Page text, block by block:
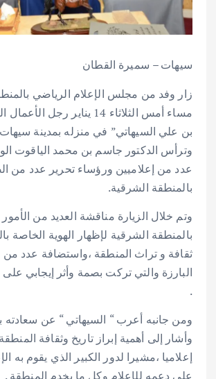
سيهات – سميرة القطان
زار وفد من مجلس الإعلام الرياضي
مساء أمس الثلاثاء 14 يناير رجل
بن علي السيهاتي” في منزله بمدينة
وترأس الدكتور جاسم بن محمد الياقوت
عدد من إعلاميين ورؤساء تحرير عدد من
بالمنطقة الشرقية.
وتم خلال الزيارة مناقشة العديد من الأمور
بالمنطقة الشرقية لإظهار الهوية الخاصة
ثقافة و تراث المنطقة ،واستضافة عدد
البارزة والتي تركت بصمة وأثر إيجابي على
.
ومن جانبه أعرب “ السيهاتي “ عن سعادته
وأشار إلى أهمية إبراز تاريخ وثقافة
إعلاميا ،مشيرا لدور الكبير الذي يقوم به
على دعمه للإعلام وكل ما يخدم المنطقة .